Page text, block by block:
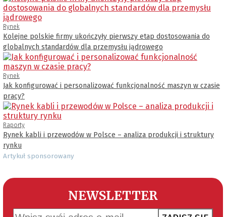
Rynek
Kolejne polskie firmy ukończyły pierwszy etap dostosowania do
globalnych standardów dla przemysłu jądrowego
Rynek
Jak konfigurować i personalizować funkcjonalność maszyn w czasie
pracy?
Raporty
Rynek kabli i przewodów w Polsce – analiza produkcji i struktury
rynku
Artykuł sponsorowany
NEWSLETTER